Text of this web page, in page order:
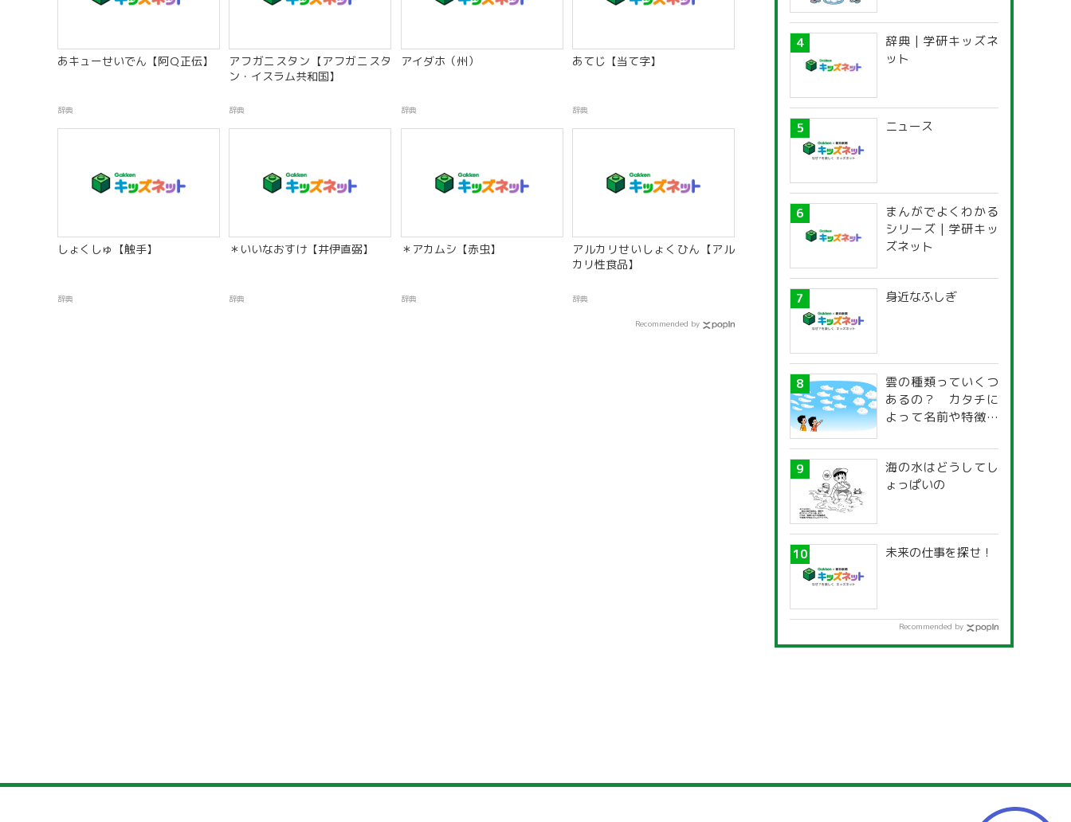
あキューせいでん【阿Ｑ正伝】
辞典
アフガニスタン【アフガニスタ
ン・イスラム共和国】
辞典
アイダホ（州）
辞典
あてじ【当て字】
辞典
しょくしゅ【触手】
辞典
＊いいなおすけ【井伊直弼】
辞典
＊アカムシ【赤虫】
辞典
アルカリせいしょくひん【アル
カリ性食品】
辞典
Recommended by
辞典 | 学研キッズネ
ット
ニュース
まんがでよくわかる
シリーズ | 学研キッ
ズネット
身近なふしぎ
雲の種類っていくつ
あるの？ カタチに
よって名前や特徴が
海の水はどうしてし
ょっぱいの
未来の仕事を探せ！
Recommended by